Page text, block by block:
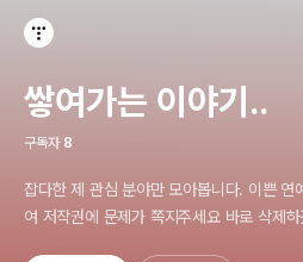
쌓여가는 이야기..
구독자 8
잡다한 제 관심 분야만 모아봅니다. 이쁜 연
여 저작권에 문제가 쪽지주세요 바로 삭제